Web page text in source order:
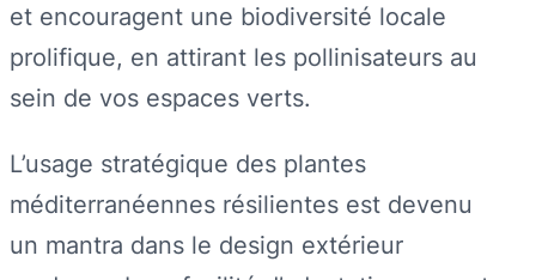
et encouragent une biodiversité locale
prolifique, en attirant les pollinisateurs au
sein de vos espaces verts.
L’usage stratégique des plantes
méditerranéennes résilientes est devenu
un mantra dans le design extérieur